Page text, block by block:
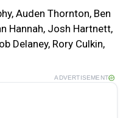
Auden Thornton, Ben
Hannah, Josh Hartnett,
Delaney, Rory Culkin,
ADVERTISEMENT